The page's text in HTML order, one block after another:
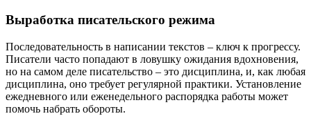
Выработка писательского режима
Последовательность в написании текстов – ключ к прогрессу.
Писатели часто попадают в ловушку ожидания вдохновения,
но на самом деле писательство – это дисциплина, и, как любая
дисциплина, оно требует регулярной практики. Установление
ежедневного или еженедельного распорядка работы может
помочь набрать обороты.